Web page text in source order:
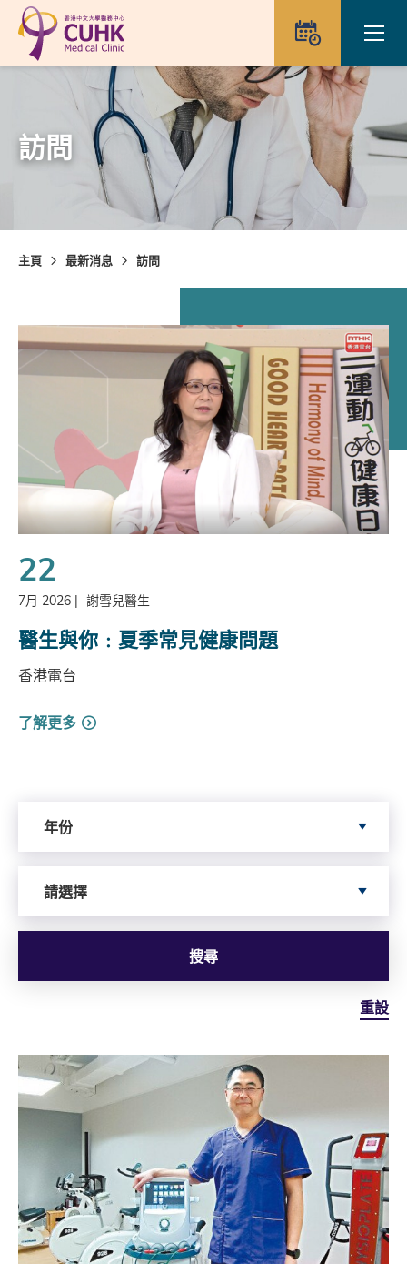
Skip to main content
預約
訪問
主頁 最新消息 訪問
22
7月 2026 | 謝雪兒醫生
醫生與你﹕夏季常見健康問題
香港電台
了解更多
年份
請選擇
搜尋
重設